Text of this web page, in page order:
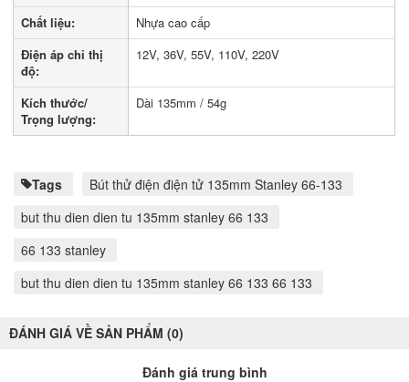
Chất liệu:
Nhựa cao cấp
Điện áp chỉ thị
độ:
12V, 36V, 55V, 110V, 220V
Kích thước/
Trọng lượng:
Dài 135mm / 54g
Tags
Bút thử điện điện tử 135mm Stanley 66-133
but thu dien dien tu 135mm stanley 66 133
66 133 stanley
but thu dien dien tu 135mm stanley 66 133 66 133
ĐÁNH GIÁ VỀ SẢN PHẨM (0)
Đánh giá trung bình